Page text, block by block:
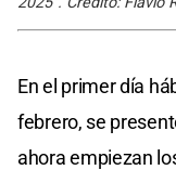
En el primer día
febrero, se
ahora empiezan